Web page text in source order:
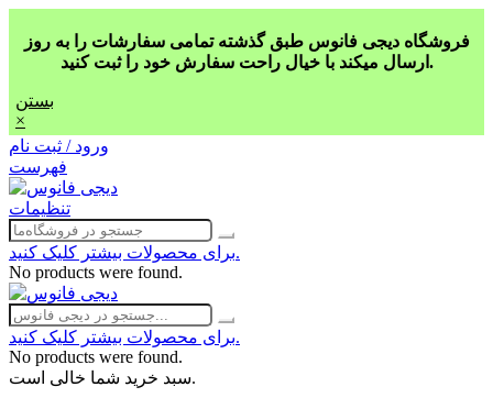
فروشگاه دیجی فانوس طبق گذشته تمامی سفارشات را به روز
ارسال میکند با خیال راحت سفارش خود را ثبت کنید.
بستن
×
ورود / ثبت نام
فهرست
تنظیمات
برای محصولات بیشتر کلیک کنید.
No products were found.
برای محصولات بیشتر کلیک کنید.
No products were found.
سبد خرید شما خالی است.